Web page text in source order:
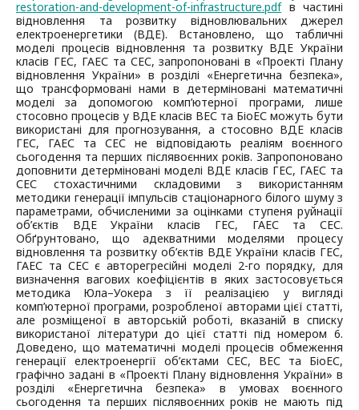
restoration-and-development-of-infrastructure.pdfв частині
відновлення та розвитку відновлювальних джерел
електроенергетики (ВДЕ). Встановлено, що табличні
моделі процесів відновлення та розвитку ВДЕ України
класів ГЕС, ГАЕС та СЕС, запропоновані в «Проекті Плану
відновлення України» в розділі «Енергетична безпека»,
що трансформовані нами в детерміновані математичні
моделі за допомогою комп’ютерної програми, лише
стосовно процесів у ВДЕ класів ВЕС та БіоЕС можуть бути
використані для прогнозування, а стосовно ВДЕ класів
ГЕС, ГАЕС та СЕС не відповідають реаліям воєнного
сьогодення та перших післявоєнних років. Запропоновано
доповнити детерміновані моделі ВДЕ класів ГЕС, ГАЕС та
СЕС стохастичними складовими з використанням
методики генерації імпульсів стаціонарного білого шуму з
параметрами, обчисленими за оцінками ступеня руйнації
об’єктів ВДЕ України класів ГЕС, ГАЕС та СЕС.
Обґрунтовано, що адекватними моделями процесу
відновлення та розвитку об’єктів ВДЕ України класів ГЕС,
ГАЕС та СЕС є авторегресійні моделі 2-го порядку, для
визначення вагових коефіцієнтів в яких застосовується
методика Юла–Уокера з її реалізацією у вигляді
комп’ютерної програми, розробленої авторами цієї статті,
але розміщеної в авторській роботі, вказаній в списку
використаної літератури до цієї статті під номером 6.
Доведено, що математичні моделі процесів обмеження
генерації електроенергії об’єктами СЕС, ВЕС та БіоЕС,
графічно задані в «Проекті Плану відновлення України» в
розділі «Енергетична безпека» в умовах воєнного
сьогодення та перших післявоєнних років не мають під